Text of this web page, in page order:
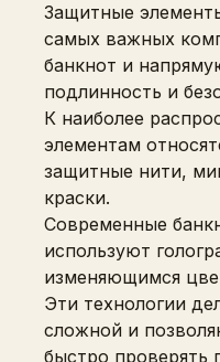
Защитные
самых важных
банкнот и
подлинность и
К наиболее
элементам
защитные нити,
краски.
Современные
используют
изменяющимся
Эти технологии
сложной и
быстро проверять